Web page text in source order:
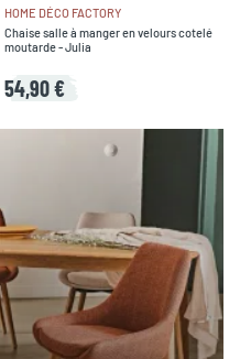
HOME DÉCO FACTORY
Chaise salle à manger en velours cotelé
moutarde - Julia
54,90 €